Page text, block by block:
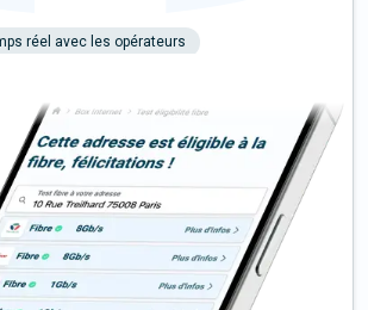
réel avec les opérateurs